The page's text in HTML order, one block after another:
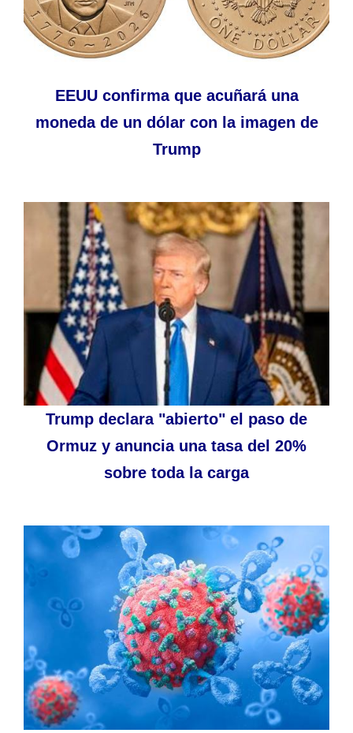
EEUU confirma que acuñará una
moneda de un dólar con la imagen de
Trump
Trump declara "abierto" el paso de
Ormuz y anuncia una tasa del 20%
sobre toda la carga